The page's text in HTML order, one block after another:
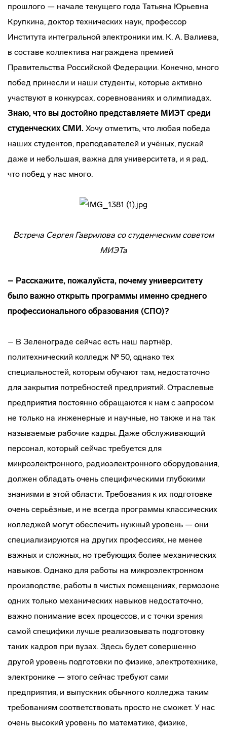
прошлого — начале текущего года Татьяна Юрьевна
Крупкина, доктор технических наук, профессор
Института интегральной электроники им. К. А. Валиева,
в составе коллектива награждена премией
Правительства Российской Федерации. Конечно, много
побед принесли и наши студенты, которые активно
участвуют в конкурсах, соревнованиях и олимпиадах.
Знаю, что вы достойно представляете МИЭТ среди
студенческих СМИ. Хочу отметить, что любая победа
наших студентов, преподавателей и учёных, пускай
даже и небольшая, важна для университета, и я рад,
что побед у нас много.
Встреча Сергея Гаврилова со студенческим советом
МИЭТа
– Расскажите, пожалуйста, почему университету
было важно открыть программы именно среднего
профессионального образования (СПО)?
– В Зеленограде сейчас есть наш партнёр,
политехнический колледж № 50, однако тех
специальностей, которым обучают там, недостаточно
для закрытия потребностей предприятий. Отраслевые
предприятия постоянно обращаются к нам с запросом
не только на инженерные и научные, но также и на так
называемые рабочие кадры. Даже обслуживающий
персонал, который сейчас требуется для
микроэлектронного, радиоэлектронного оборудования,
должен обладать очень специфическими глубокими
знаниями в этой области. Требования к их подготовке
очень серьёзные, и не всегда программы классических
колледжей могут обеспечить нужный уровень — они
специализируются на других профессиях, не менее
важных и сложных, но требующих более механических
навыков. Однако для работы на микроэлектронном
производстве, работы в чистых помещениях, гермозоне
одних только механических навыков недостаточно,
важно понимание всех процессов, и с точки зрения
самой специфики лучше реализовывать подготовку
таких кадров при вузах. Здесь будет совершенно
другой уровень подготовки по физике, электротехнике,
электронике — этого сейчас требуют сами
предприятия, и выпускник обычного колледжа таким
требованиям соответствовать просто не сможет. У нас
очень высокий уровень по математике, физике,